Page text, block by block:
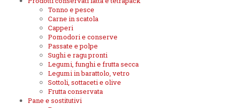
Tonno e pesce
Carne in scatola
Capperi
Pomodori e conserve
Passate e polpe
Sughi e ragu pronti
Legumi, funghi e frutta secca
Legumi in barattolo, vetro
Sottoli, sottaceti e olive
Frutta conservata
Pane e sostitutivi